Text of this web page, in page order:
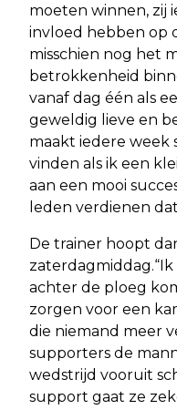
moeten winnen, zij
invloed hebben op
misschien nog het
betrokkenheid
vanaf dag één als
geweldig lieve en
maakt iedere week
vinden als ik een
aan een mooi
leden verdienen
De trainer hoopt
achter de ploeg
zorgen voor een
die niemand meer
supporters de
wedstrijd vooruit
support gaat ze